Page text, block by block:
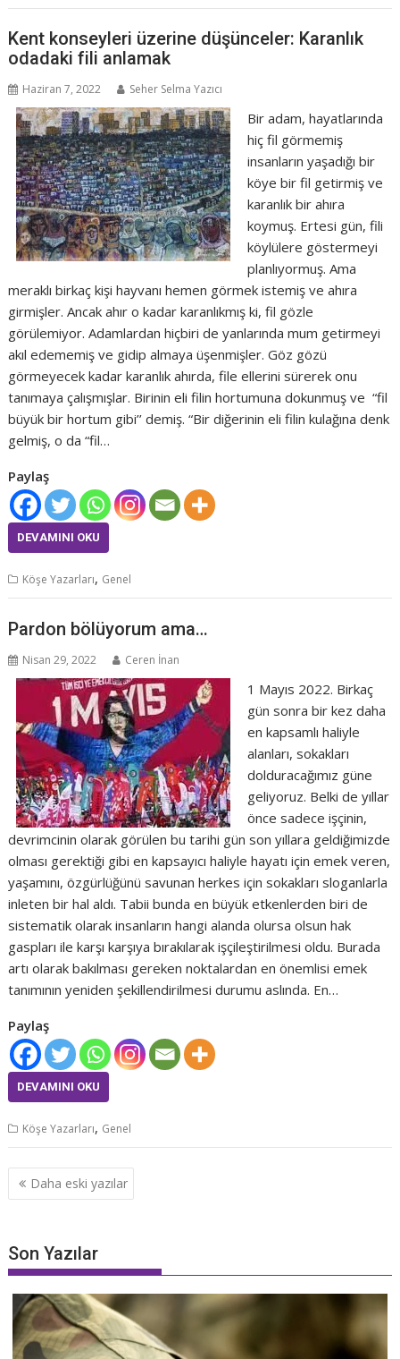
Kent konseyleri üzerine düşünceler: Karanlık
odadaki fili anlamak
Haziran 7, 2022 Seher Selma Yazıcı
Bir adam, hayatlarında
hiç fil görmemiş
insanların yaşadığı bir
köye bir fil getirmiş ve
karanlık bir ahıra
koymuş. Ertesi gün, fili
köylülere göstermeyi
planlıyormuş. Ama
meraklı birkaç kişi hayvanı hemen görmek istemiş ve ahıra
girmişler. Ancak ahır o kadar karanlıkmış ki, fil gözle
görülemiyor. Adamlardan hiçbiri de yanlarında mum getirmeyi
akıl edememiş ve gidip almaya üşenmişler. Göz gözü
görmeyecek kadar karanlık ahırda, file ellerini sürerek onu
tanımaya çalışmışlar. Birinin eli filin hortumuna dokunmuş ve “fil
büyük bir hortum gibi’’ demiş. “Bir diğerinin eli filin kulağına denk
gelmiş, o da “fil…
Paylaş
DEVAMINI OKU
Köşe Yazarları, Genel
Pardon bölüyorum ama…
Nisan 29, 2022 Ceren İnan
1 Mayıs 2022. Birkaç
gün sonra bir kez daha
en kapsamlı haliyle
alanları, sokakları
dolduracağımız güne
geliyoruz. Belki de yıllar
önce sadece işçinin,
devrimcinin olarak görülen bu tarihi gün son yıllara geldiğimizde
olması gerektiği gibi en kapsayıcı haliyle hayatı için emek veren,
yaşamını, özgürlüğünü savunan herkes için sokakları sloganlarla
inleten bir hal aldı. Tabii bunda en büyük etkenlerden biri de
sistematik olarak insanların hangi alanda olursa olsun hak
gaspları ile karşı karşıya bırakılarak işçileştirilmesi oldu. Burada
artı olarak bakılması gereken noktalardan en önemlisi emek
tanımının yeniden şekillendirilmesi durumu aslında. En…
Paylaş
DEVAMINI OKU
Köşe Yazarları, Genel
Yazı
dolaşımı
Daha eski yazılar
Son Yazılar